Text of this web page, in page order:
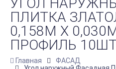
ПЛИТКА
0,158М Х
ПРОФИЛЬ
Главная
ФАСАД